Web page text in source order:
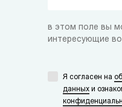
в этом поле вы
интересующие
Я согласен на
данных и